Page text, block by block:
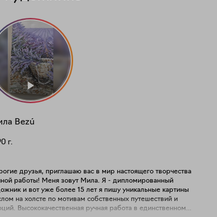
Bezú
г.
друзья, приглашаю вас в мир настоящего творчества
работы! Меня зовут Мила. Я - дипломированный
и вот уже более 15 лет я пишу уникальные картины
на холсте по мотивам собственных путешествий и
ручная работа в единственном